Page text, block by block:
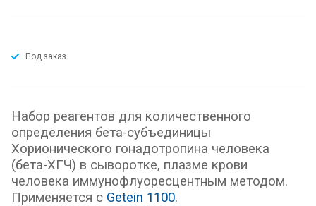
Под заказ
Набор реагентов для количественного
определения бета-субъединицы
Хорионического гонадотропина человека
(бета-ХГЧ) в сыворотке, плазме крови
человека иммунофлуоресцентным методом.
Применяется с Getein 1100.